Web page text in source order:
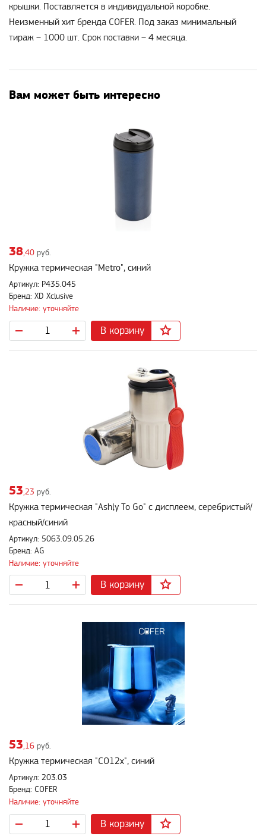
крышки. Поставляется в индивидуальной коробке.
Неизменный хит бренда COFER. Под заказ минимальный
тираж – 1000 шт. Срок поставки – 4 месяца.
Вам может быть интересно
38,40 руб.
Кружка термическая "Metro", синий
Артикул: P435.045
Бренд: XD Xclusive
Наличие: уточняйте
В корзину
53 ,23 руб.
Кружка термическая "Ashly To Go" с дисплеем, серебристый/
красный/синий
Артикул: 5063.09.05.26
Бренд: AG
Наличие: уточняйте
В корзину
53,16 руб.
Кружка термическая "CO12x", синий
Артикул: 203.03
Бренд: COFER
Наличие: уточняйте
В корзину